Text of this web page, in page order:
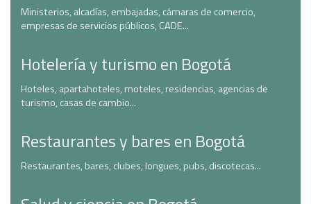
Ministerios, alcadías, embajadas, cámaras de comercio,
empresas de servicios públicos, CADE...
Hotelería y turismo en Bogotá
Hoteles, apartahoteles, moteles, residencias, agencias de
turismo, casas de cambio...
Restaurantes y bares en Bogotá
Restaurantes, bares, clubes, longues, pubs, discotecas...